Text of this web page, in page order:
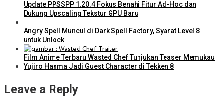
Update PPSSPP 1.20.4 Fokus Benahi Fitur Ad-Hoc dan
Dukung Upscaling Tekstur GPU Baru
Angry Spell Muncul di Dark Spell Factory, Syarat Level 8
untuk Unlock
Film Anime Terbaru Wasted Chef Tunjukan Teaser Memukau
Yujiro Hanma Jadi Guest Character di Tekken 8
Leave a Reply